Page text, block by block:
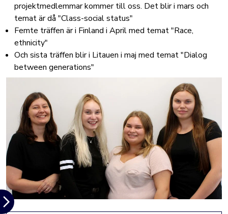
projektmedlemmar kommer till oss. Det blir i mars och
temat är då "Class-social status"
Femte träffen är i Finland i April med temat "Race,
ethnicity"
Och sista träffen blir i Litauen i maj med temat "Dialog
between generations"